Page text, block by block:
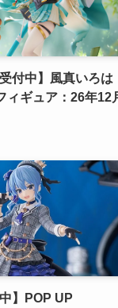
付中】風真いろは
ィギュア：26年12
】POP UP